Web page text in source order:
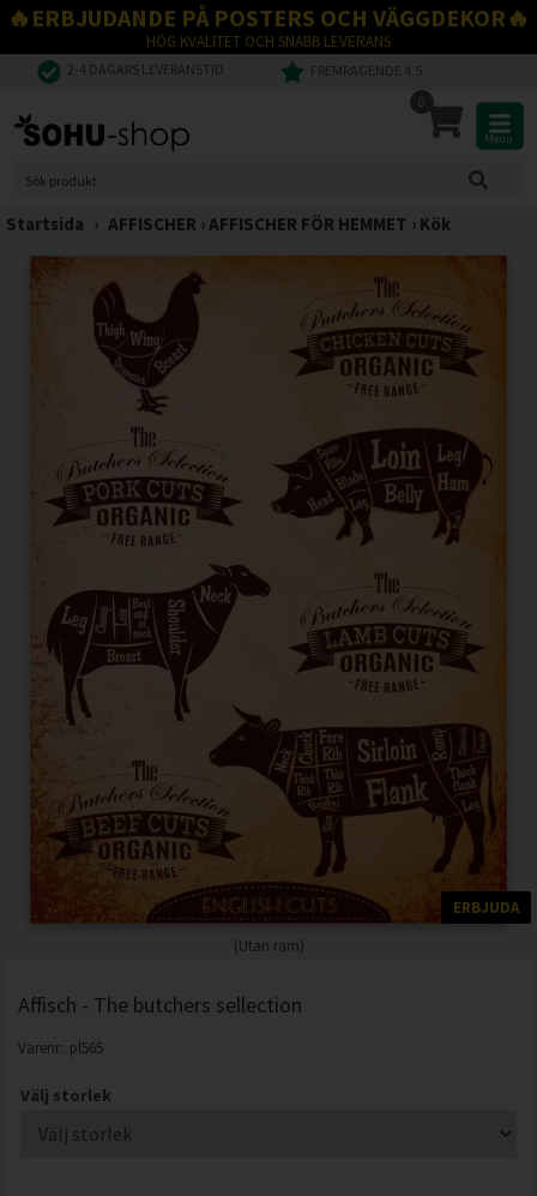
🔥ERBJUDANDE PÅ POSTERS OCH VÄGGDEKOR🔥
HÖG KVALITET OCH SNABB LEVERANS
2-4 DAGARS LEVERANSTID FREMRAGENDE 4,5
0
Menu
Startsida › AFFISCHER ›AFFISCHER FÖR HEMMET › Kök
ERBJUDA
(Utan ram)
Affisch - The butchers sellection
Varenr.: pl565
Välj storlek